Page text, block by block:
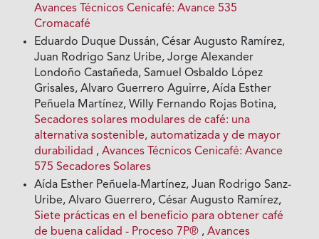
Avances Técnicos Cenicafé: Avance 535
Cromacafé
Eduardo Duque Dussán, César Augusto Ramírez,
Juan Rodrigo Sanz Uribe, Jorge Alexander
Londoño Castañeda, Samuel Osbaldo López
Grisales, Alvaro Guerrero Aguirre, Aída Esther
Peñuela Martínez, Willy Fernando Rojas Botina,
Secadores solares modulares de café: una
alternativa sostenible, automatizada y de mayor
durabilidad ,Avances Técnicos Cenicafé: Avance
575 Secadores Solares
Aída Esther Peñuela-Martínez, Juan Rodrigo Sanz-
Uribe, Alvaro Guerrero, César Augusto Ramírez,
Siete prácticas en el beneficio para obtener café
de buena calidad - Proceso 7P® ,Avances